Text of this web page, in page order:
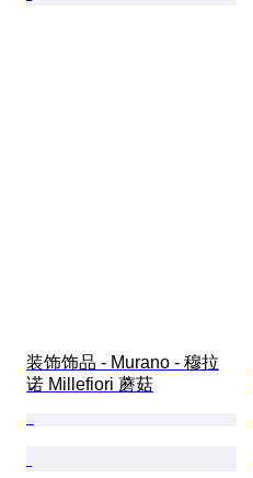
装饰饰品 - Murano - 穆拉
诺 Millefiori 蘑菇